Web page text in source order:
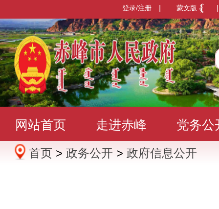
蒙文版
登录/注册
网站首页 走进赤峰 党务公
办事服务 政民互动 数据发
首页 > 政务公开 > 政府信息公开